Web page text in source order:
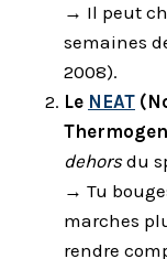
→ Il peut
semaines
2008).
Le NEAT
dehorsdu
→ Tu
marches
rendre